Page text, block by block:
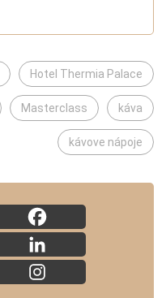
Hotel Thermia Palace
Masterclass káva
kávove nápoje